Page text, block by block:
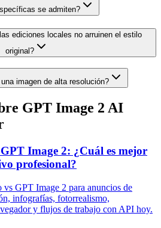
se admiten?
ediciones locales no arruinen el estilo
original?
imagen de alta resolución?
GPT Image 2 AI
Image 2: ¿Cuál es mejor
profesional?
vs GPT Image 2 para anuncios de
infografías, fotorrealismo,
y flujos de trabajo con API hoy.